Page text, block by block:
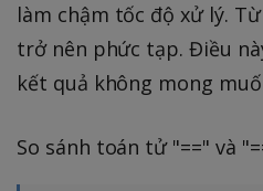
làm chậm tốc độ xử lý.
trở nên phức tạp. Điều
kết quả không mong
So sánh toán tử "==" và